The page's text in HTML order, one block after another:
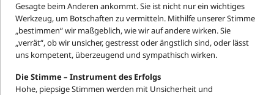
Gesagte beim Anderen ankommt. Sie ist nicht nur ein wichtiges
Werkzeug, um Botschaften zu vermitteln. Mithilfe unserer Stimme
„bestimmen“ wir maßgeblich, wie wir auf andere wirken. Sie
„verrät“, ob wir unsicher, gestresst oder ängstlich sind, oder lässt
uns kompetent, überzeugend und sympathisch wirken.
Die Stimme – Instrument des Erfolgs
Hohe, piepsige Stimmen werden mit Unsicherheit und